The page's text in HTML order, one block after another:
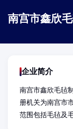
南宫市鑫欣
企业简介
南宫市鑫欣毛毡
册机关为南宫市
范围包括毛毡及